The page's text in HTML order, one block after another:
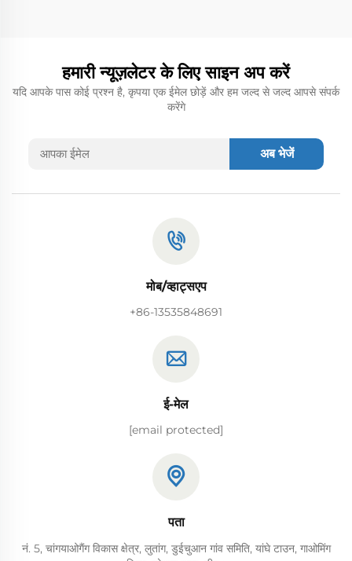
हमारी न्यूज़लेटर के लिए साइन अप करें
यदि आपके पास कोई प्रश्न है, कृपया एक ईमेल छोड़ें और हम जल्द से जल्द आपसे संपर्क
करेंगे
अब भेजें
मोब/व्हाट्सएप
+86-13535848691
ई-मेल
[email protected]
पता
नं. 5, चांगयाओगैंग विकास क्षेत्र, लुतांग, डुईचुआन गांव समिति, यांघे टाउन, गाओमिंग